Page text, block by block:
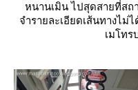
หนานเมิน ไปสุดสายที่สถ
จำรายละเอียดเส้นทางไม่
เมโท